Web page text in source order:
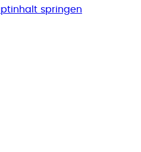
springen